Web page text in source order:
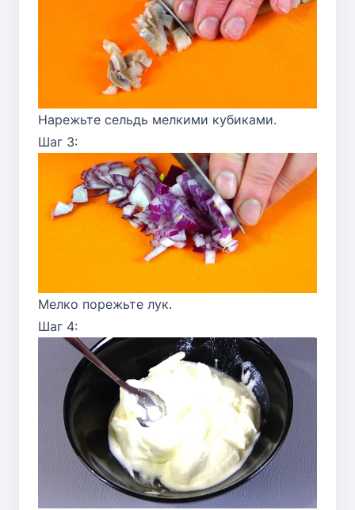
Нарежьте сельдь мелкими кубиками.
Шаг 3:
Мелко порежьте лук.
Шаг 4: